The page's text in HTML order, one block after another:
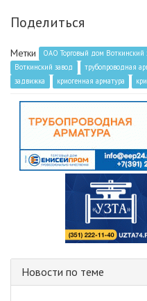
Поделиться
Метки ОАО Торговый дом Воткинский
Воткинский завод
трубопроводная
задвижка
криогенная арматура
Новости по теме